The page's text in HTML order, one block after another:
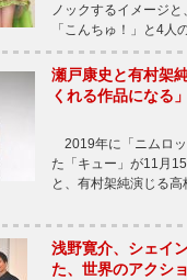
ノックするイメージ
「こんちゅ！」と4
瀬戸康史と有村架
くれる作品になる
2019年に「ニムロッ
た「キュー」が11月
と、有村架純演じる
浅野寛介、シェイ
た、世界のアクシ